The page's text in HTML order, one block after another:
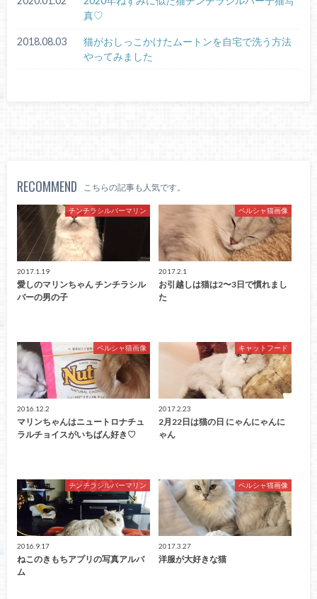
真♡
2018.08.03
猫がおしっこかけたムートンを自宅で洗う方法
やってみました
RECOMMEND こちらの記事も人気です。
チンチラシルバーマリン
2017.1.19
愛しのマリンちゃん チンチラシル
バーの男の子
ペルシャ猫画像
2017.2.1
お引越しは猫は2〜3日で慣れまし
た
ペルシャ猫画像
2016.12.2
マリンちゃんはニュートロナチュ
ラルチョイスがいちばん好き♡
キャットフード
2017.2.23
2月22日は猫の日 にゃんにゃんに
ゃん
チンチラシルバーマリン
2016.9.17
ねこのきもちアプリの写真アルバ
ム
ペルシャ猫画像
2017.3.27
洋服が大好きな猫